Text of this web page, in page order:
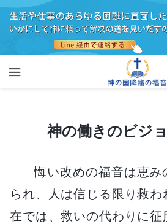
神の働きのビジョ
悔い改めの福音は恵み
られ、人は信じる限り救
在では、救いの代わりに征